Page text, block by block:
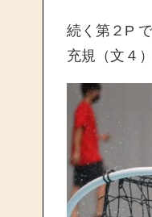
続く第２P
充規（文４